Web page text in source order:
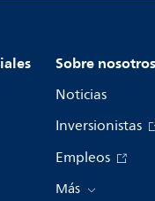
Sobre nosotros
Noticias
Inversionistas
Empleos
Más